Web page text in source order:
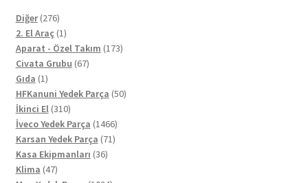
Diğer 276276
ürün
2. El Araç 11
ürün
Aparat - Özel Takım 173173
Civata Grubu 6767
Gıda 11
ürün
HFKanuni Yedek Parça 5050
İkinci El 310310
ürün
İveco Yedek Parça 14661466
ürün
Karsan Yedek Parça 7171
Kasa Ekipmanları 3636
Klima 4747